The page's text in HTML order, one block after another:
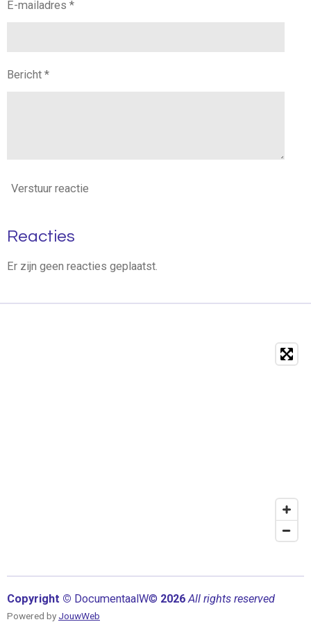
E-mailadres *
Bericht *
Verstuur reactie
Reacties
Er zijn geen reacties geplaatst.
Copyright © DocumentaalW© 2026All rights reserved
Powered by JouwWeb